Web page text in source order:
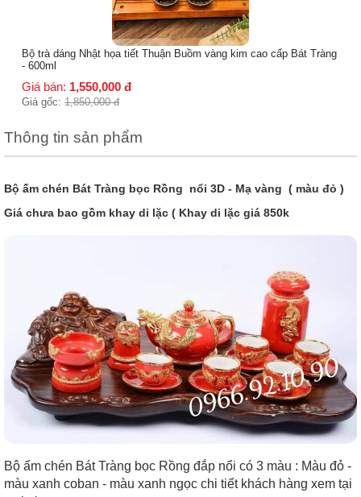
Bộ trà dáng Nhật họa tiết Thuận Buồm vàng kim cao cấp Bát Tràng
- 600ml
Giá bán: 1,550,000 đ
Giá gốc: 1,850,000 đ
Thông tin sản phẩm
Bộ ấm chén Bát Tràng bọc Rồng nổi 3D - Mạ vàng ( màu đỏ )
Giá chưa bao gồm khay di lặc ( Khay di lặc giá 850k
Bộ ấm chén Bát Tràng bọc Rồng đắp nổi có 3 màu : Màu đỏ -
màu xanh coban - màu xanh ngọc chi tiết khách hàng xem tại